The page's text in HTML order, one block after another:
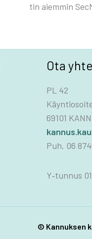
tin aiem­min
Ota
PL 42
69101
Puh. 06
Y‑tunnus
© Kannuksen